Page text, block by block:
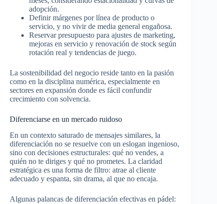
adopción.​
Definir márgenes por línea de producto o
servicio, y no vivir de media general engañosa.​
Reservar presupuesto para ajustes de marketing,
mejoras en servicio y renovación de stock según
rotación real y tendencias de juego.​
La sostenibilidad del negocio reside tanto en la pasión
como en la disciplina numérica, especialmente en
sectores en expansión donde es fácil confundir
crecimiento con solvencia.​
Diferenciarse en un mercado ruidoso
En un contexto saturado de mensajes similares, la
diferenciación no se resuelve con un eslogan ingenioso,
sino con decisiones estructurales: qué no vendes, a
quién no te diriges y qué no prometes. La claridad
estratégica es una forma de filtro: atrae al cliente
adecuado y espanta, sin drama, al que no encaja.​
Algunas palancas de diferenciación efectivas en pádel: